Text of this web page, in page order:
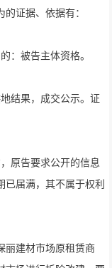
证据、依据有：
：被告主体资格。
结果，成交公示。证
原告要求公开的信息
届满，其不属于权利
丽建材市场原租赁商